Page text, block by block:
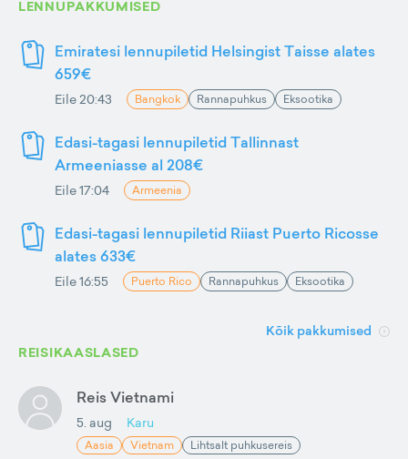
LENNUPAKKUMISED
Emiratesi lennupiletid Helsingist Taisse alates
659€
Eile 20:43 Bangkok Rannapuhkus Eksootika
Edasi-tagasi lennupiletid Tallinnast
Armeeniasse al 208€
Eile 17:04 Armeenia
Edasi-tagasi lennupiletid Riiast Puerto Ricosse
alates 633€
Eile 16:55 Puerto Rico Rannapuhkus Eksootika
Kõik pakkumised
REISIKAASLASED
Reis Vietnami
5. aug Karu
Aasia Vietnam Lihtsalt puhkusereis